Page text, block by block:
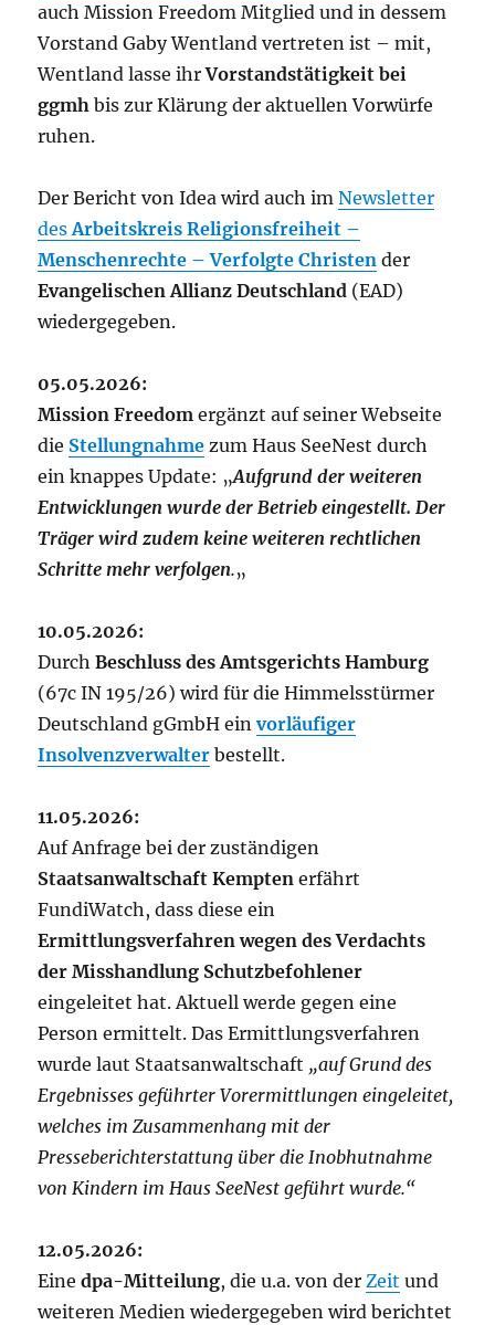
auch Mission Freedom Mitglied und in dessem
Vorstand Gaby Wentland vertreten ist – mit,
Wentland lasse ihrVorstandstätigkeit bei
ggmh bis zur Klärung der aktuellen Vorwürfe
ruhen.
Der Bericht von Idea wird auch imNewsletter
desArbeitskreis Religionsfreiheit –
Menschenrechte – Verfolgte Christen der
Evangelischen Allianz Deutschland (EAD)
wiedergegeben.
05.05.2026:
Mission Freedomergänzt auf seiner Webseite
die Stellungnahme zum Haus SeeNest durch
ein knappes Update: „Aufgrund der weiteren
Entwicklungen wurde der Betrieb eingestellt. Der
Träger wird zudem keine weiteren rechtlichen
Schritte mehr verfolgen.„
10.05.2026:
DurchBeschluss des Amtsgerichts Hamburg
(67c IN 195/26) wird für die Himmelsstürmer
Deutschland gGmbH einvorläufiger
Insolvenzverwalter bestellt.
11.05.2026:
Auf Anfrage bei der zuständigen
Staatsanwaltschaft Kempten erfährt
FundiWatch, dass diese ein
Ermittlungsverfahren wegen des Verdachts
der Misshandlung Schutzbefohlener
eingeleitet hat. Aktuell werde gegen eine
Person ermittelt. Das Ermittlungsverfahren
wurde laut Staatsanwaltschaft „auf Grund des
Ergebnisses geführter Vorermittlungen eingeleitet,
welches im Zusammenhang mit der
Presseberichterstattung über die Inobhutnahme
von Kindern im Haus SeeNest geführt wurde.“
12.05.2026:
Einedpa-Mitteilung, die u.a. von derZeit und
weiteren Medien wiedergegeben wird berichtet